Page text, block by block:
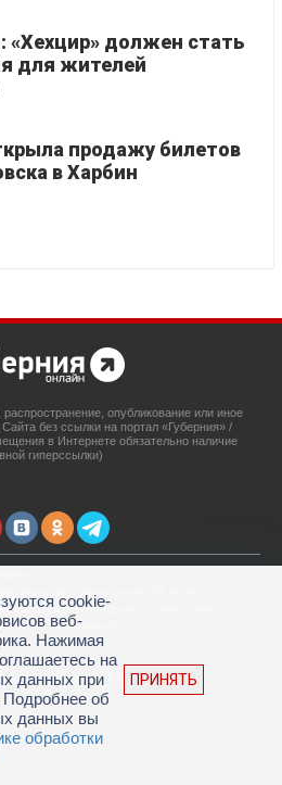
должен стать
для жителей
продажу билетов
в Харбин
опубликование или иное
без ссылки на портал «Губерния» /
в Интернете обязательно наличие
гиперссылки)
службой по надзору в сфере связи,
коммуникаций.
адрес электронной почты:
cookie-
веб-
Нажимая
на
данных при
об
данных вы
обработки
ПРИНЯТЬ